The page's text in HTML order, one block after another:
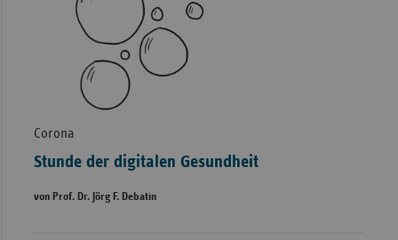
Corona
Stunde der digitalen Gesundheit
von Prof. Dr. Jörg F. Debatin